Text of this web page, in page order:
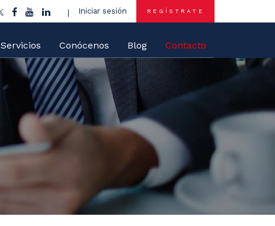
Iniciar sesión REGÍSTRATE
Servicios Conócenos Blog Contacto